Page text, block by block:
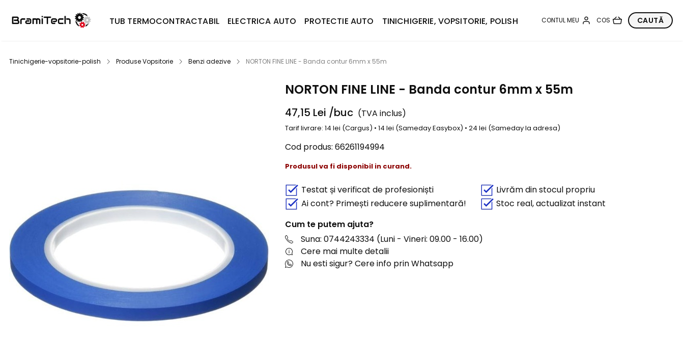
TUB TERMOCONTRACTABIL ELECTRICA AUTO PROTECTIE AUTO TINICHIGERIE, VOPSITORIE, POLISH
Tinichigerie-vopsitorie-polish Produse Vopsitorie Benzi adezive NORTON FINE LINE - Banda contur 6mm x 55m
NORTON FINE LINE - Banda contur 6mm x 55m
47,15 Lei /buc (TVA inclus)
Tarif livrare: 14 lei (Cargus) • 14 lei (Sameday Easybox) • 24 lei (Sameday la adresa)
Cod produs: 66261194994
Produsul va fi disponibil in curand.
Testat și verificat de profesioniști
Livrăm din stocul propriu
Ai cont? Primești reducere suplimentară!
Stoc real, actualizat instant
Cum te putem ajuta?
Suna: 0744243334 (Luni - Vineri: 09.00 - 16.00)
Cere mai multe detalii
Nu esti sigur? Cere info prin Whatsapp